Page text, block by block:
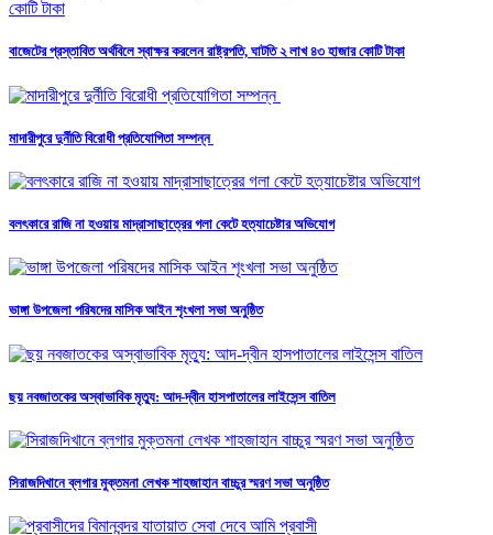
বাজেটের প্রস্তাবিত অর্থবিলে স্বাক্ষর করলেন রাষ্ট্রপতি, ঘাটতি ২ লাখ ৪৩ হাজার কোটি টাকা
মাদারীপুরে দুর্নীতি বিরোধী প্রতিযোগিতা সম্পন্ন
বলৎকারে রাজি না হওয়ায় মাদ্রাসাছাত্রের গলা কেটে হত্যাচেষ্টার অভিযোগ
ভাঙ্গা উপজেলা পরিষদের মাসিক আইন শৃংখলা সভা অনুষ্ঠিত
ছয় নবজাতকের অস্বাভাবিক মৃত্যু: আদ-দ্বীন হাসপাতালের লাইসেন্স বাতিল
সিরাজদিখানে ব্লগার মুক্তমনা লেখক শাহজাহান বাচ্চুর স্মরণ সভা অনুষ্ঠিত